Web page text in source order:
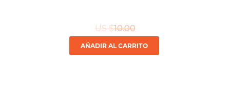
US $10.00
AÑADIR AL CARRITO